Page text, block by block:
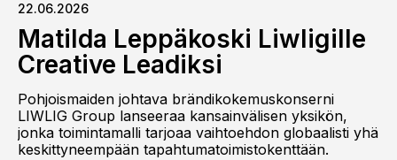
22.06.2026
Matilda Leppäkoski Liwligille
Creative Leadiksi
Pohjoismaiden johtava brändikokemuskonserni
LIWLIG Group lanseeraa kansainvälisen yksikön,
jonka toimintamalli tarjoaa vaihtoehdon globaalisti yhä
keskittyneempään tapahtumatoimistokenttään.